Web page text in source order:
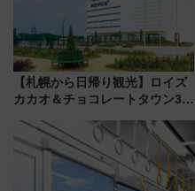
【札幌から日帰り観光】ロイズ
カカオ＆チョコレートタウン3周
詰め放題を開催、ロイズタウン
駅からのアクセスも